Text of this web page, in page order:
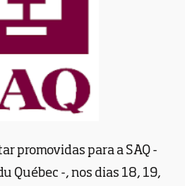
promovidas para a SAQ -
Québec -, nos dias 18, 19,